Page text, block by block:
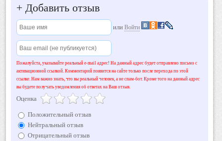
+ Добавить отзыв
или Войти
Пожалуйста, указывайте реальный e-mail адрес! На данный адрес будет отправлено письмо с
активационной ссылкой. Комментарий появится на сайте только после перехода по этой
ссылке. Нам важно знать, что вы реальный человек, а не спам-бот. Кроме того на данный адрес
вы будете получать уведомления об ответах на Ваш отзыв.
Оценка
Положительный отзыв
Нейтральный отзыв
Отрицательный отзыв